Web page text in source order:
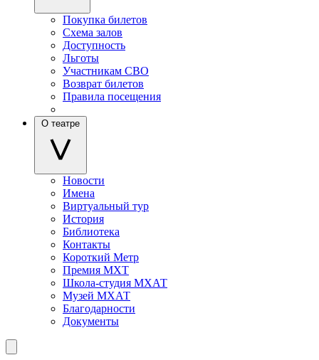
Покупка билетов
Схема залов
Доступность
Льготы
Участникам СВО
Возврат билетов
Правила посещения
О театре
Новости
Имена
Виртуальный тур
История
Библиотека
Контакты
Короткий Метр
Премия МХТ
Школа-студия МХАТ
Музей МХАТ
Благодарности
Документы